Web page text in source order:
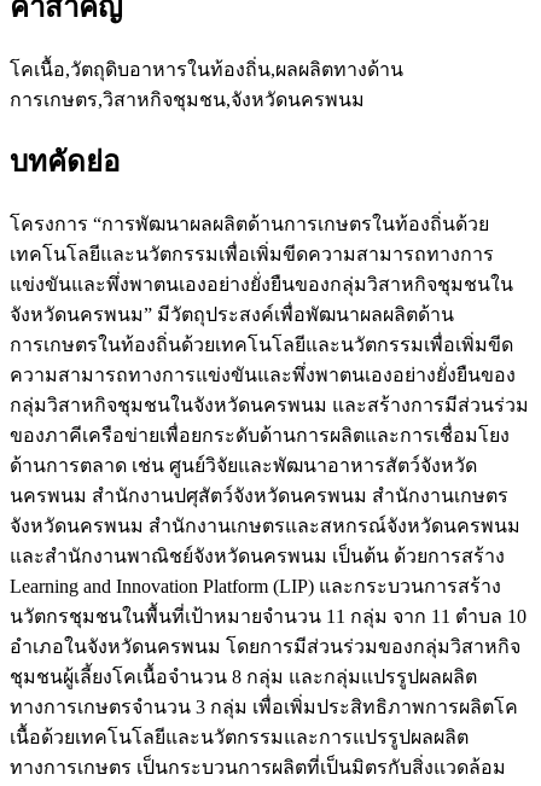
คำสำคัญ
โคเนื้อ,วัตถุดิบอาหารในท้องถิ่น,ผลผลิตทางด้าน
การเกษตร,วิสาหกิจชุมชน,จังหวัดนครพนม
บทคัดย่อ
โครงการ “การพัฒนาผลผลิตด้านการเกษตรในท้องถิ่นด้วย
เทคโนโลยีและนวัตกรรมเพื่อเพิ่มขีดความสามารถทางการ
แข่งขันและพึ่งพาตนเองอย่างยั่งยืนของกลุ่มวิสาหกิจชุมชนใน
จังหวัดนครพนม” มีวัตถุประสงค์เพื่อพัฒนาผลผลิตด้าน
การเกษตรในท้องถิ่นด้วยเทคโนโลยีและนวัตกรรมเพื่อเพิ่มขีด
ความสามารถทางการแข่งขันและพึ่งพาตนเองอย่างยั่งยืนของ
กลุ่มวิสาหกิจชุมชนในจังหวัดนครพนม และสร้างการมีส่วนร่วม
ของภาคีเครือข่ายเพื่อยกระดับด้านการผลิตและการเชื่อมโยง
ด้านการตลาด เช่น ศูนย์วิจัยและพัฒนาอาหารสัตว์จังหวัด
นครพนม สำนักงานปศุสัตว์จังหวัดนครพนม สำนักงานเกษตร
จังหวัดนครพนม สำนักงานเกษตรและสหกรณ์จังหวัดนครพนม
และสำนักงานพาณิชย์จังหวัดนครพนม เป็นต้น ด้วยการสร้าง
Learning and Innovation Platform (LIP) และกระบวนการสร้าง
นวัตกรชุมชนในพื้นที่เป้าหมายจำนวน 11 กลุ่ม จาก 11 ตำบล 10
อำเภอในจังหวัดนครพนม โดยการมีส่วนร่วมของกลุ่มวิสาหกิจ
ชุมชนผู้เลี้ยงโคเนื้อจำนวน 8 กลุ่ม และกลุ่มแปรรูปผลผลิต
ทางการเกษตรจำนวน 3 กลุ่ม เพื่อเพิ่มประสิทธิภาพการผลิตโค
เนื้อด้วยเทคโนโลยีและนวัตกรรมและการแปรรูปผลผลิต
ทางการเกษตร เป็นกระบวนการผลิตที่เป็นมิตรกับสิ่งแวดล้อม